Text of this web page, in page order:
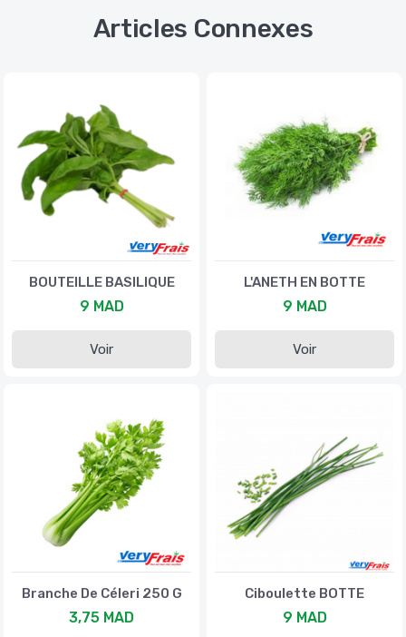
Articles Connexes
BOUTEILLE BASILIQUE
9 MAD
Voir
L'ANETH EN BOTTE
9 MAD
Voir
Branche De Céleri 250 G
3,75 MAD
Ciboulette BOTTE
9 MAD